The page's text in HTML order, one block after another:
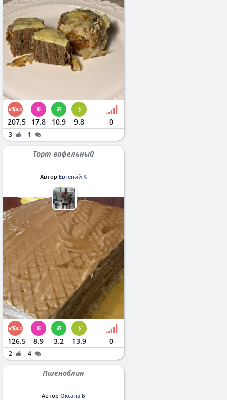
207.5 17.8 10.9 9.8 0
3 1
Торт вафельный
Автор Евгений К
126.5 8.9 3.2 13.9 0
2 4
Пшеноблин
Автор Оксана Б